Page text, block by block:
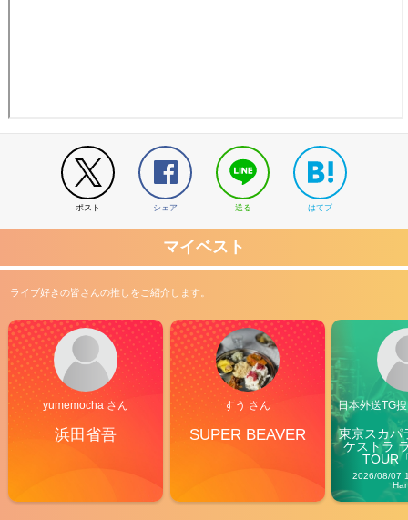
ポスト シェア 送る はてブ
マイベスト
ライブ好きの皆さんの推しをご紹介します。
yumemocha さん
浜田省吾
すう さん
SUPER BEAVER
日本外送TG
東京スカパ
ケストラ
TOUR
2026/08/07